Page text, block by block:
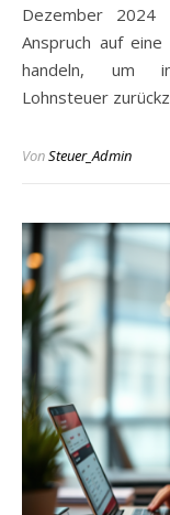
Dezember
Anspruch auf
handeln, um
Lohnsteuer
VonSteuer_Admin